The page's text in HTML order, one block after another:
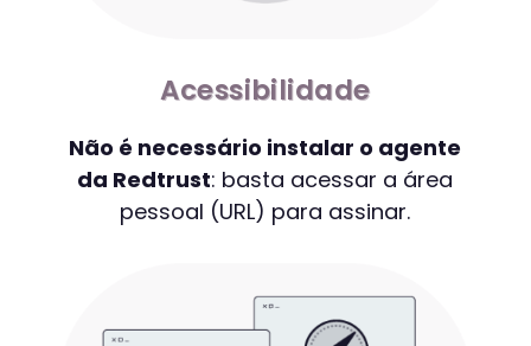
Acessibilidade
Não é necessário instalar o agente
da Redtrust: basta acessar a área
pessoal (URL) para assinar.